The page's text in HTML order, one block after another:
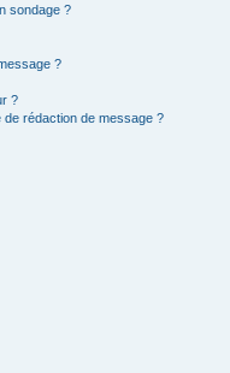
sondage ?
?
?
de rédaction de message ?